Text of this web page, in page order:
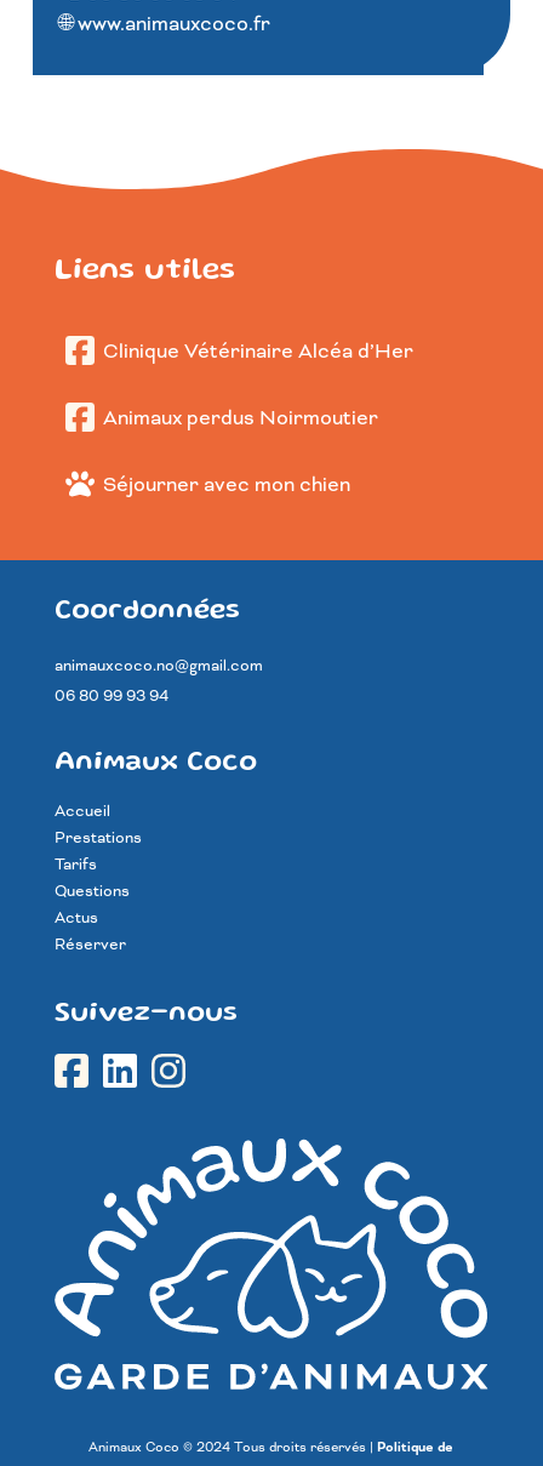
🌐 www.animauxcoco.fr
Liens utiles
Clinique Vétérinaire Alcéa d’Her
Animaux perdus Noirmoutier
Séjourner avec mon chien
Coordonnées
animauxcoco.no@gmail.com
06 80 99 93 94
Animaux Coco
Accueil
Prestations
Tarifs
Questions
Actus
Réserver
Suivez-nous
Animaux Coco © 2024 Tous droits réservés |Politique de